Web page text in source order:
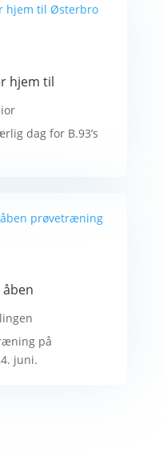
hjem til
dag for B.93’s
på
juni.